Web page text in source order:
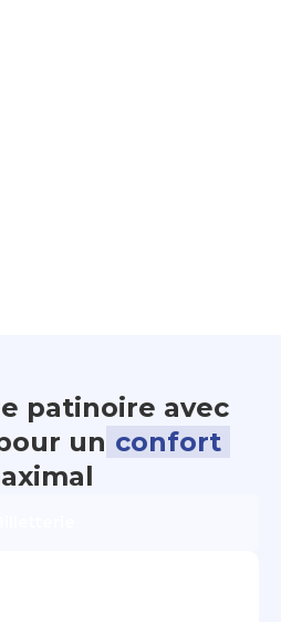
patinoire avec
un confort